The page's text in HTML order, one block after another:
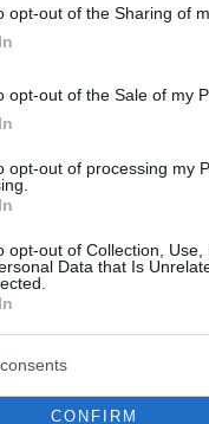
opt-out of the Sharing of
opt-out of the Sale of my
opt-out of processing my
opt-out of Collection,
Data that Is
CONFIRM